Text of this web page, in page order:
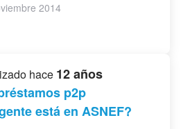
2014
hace 12 años
p2p
está en ASNEF?